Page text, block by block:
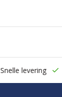
Snelle levering